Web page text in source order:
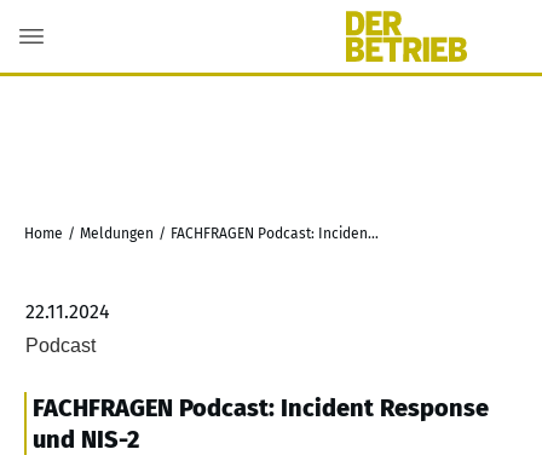
Home / Meldungen / FACHFRAGEN Podcast: Incident Response und NIS-2
22.11.2024
Podcast
FACHFRAGEN Podcast: Incident Response
und NIS-2